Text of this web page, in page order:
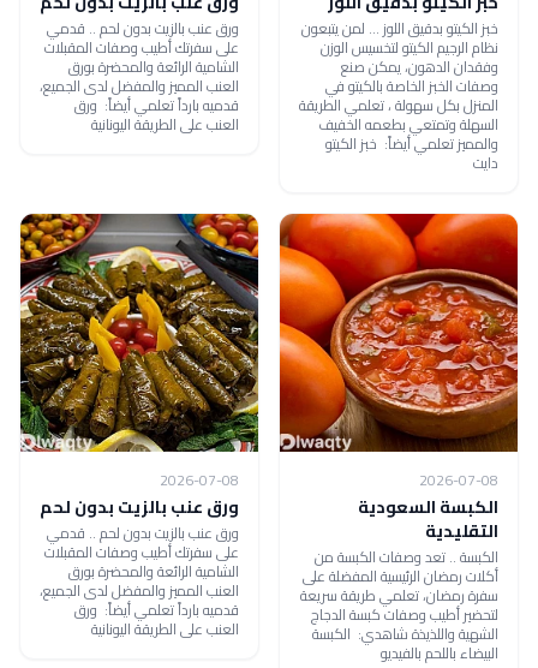
خبز الكيتو بدقيق اللوز ... لمن يتبعون
نظام الرجيم الكيتو لتخسيس الوزن
وفقدان الدهون، يمكن صنع
وصفات الخبز الخاصة بالكيتو في
المنزل بكل سهولة ، تعلمي الطريقة
السهلة وتمتعي بطعمه الخفيف
والمميز تعلمي أيضاً: خبز الكيتو
دايت
ورق عنب بالزيت بدون لحم .. قدمي
على سفرتك أطيب وصفات المقبلات
الشامية الرائعة والمحضرة بورق
العنب المميز والمفضل لدى الجميع،
قدميه بارداً تعلمي أيضاً: ورق
العنب على الطريقة اليونانية
2026-07-08
الكبسة السعودية
التقليدية
الكبسة .. تعد وصفات الكبسة من
أكلات رمضان الرئيسية المفضلة على
سفرة رمضان، تعلمي طريقة سريعة
لتحضير أطيب وصفات كبسة الدجاج
الشهية واللذيذة شاهدي: الكبسة
البيضاء باللحم بالفيديو
2026-07-08
ورق عنب بالزيت بدون لحم
ورق عنب بالزيت بدون لحم .. قدمي
على سفرتك أطيب وصفات المقبلات
الشامية الرائعة والمحضرة بورق
العنب المميز والمفضل لدى الجميع،
قدميه بارداً تعلمي أيضاً: ورق
العنب على الطريقة اليونانية